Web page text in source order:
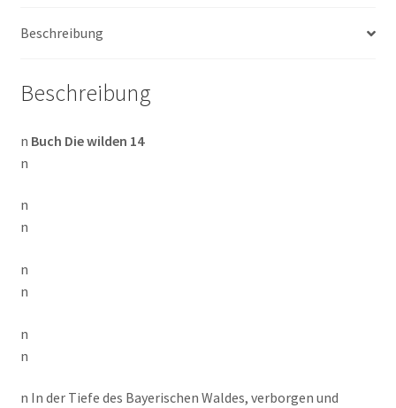
Beschreibung
Beschreibung
n Buch Die wilden 14
n
n
n
n
n
n
n
n In der Tiefe des Bayerischen Waldes, verborgen und